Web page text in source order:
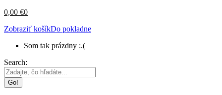
0,00 €0
Zobraziť košíkDo pokladne
Som tak prázdny :.(
Search: